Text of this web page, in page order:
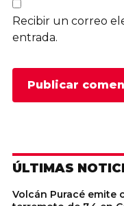
Recibir un correo
entrada.
ÚLTIMAS
Volcán Puracé emite